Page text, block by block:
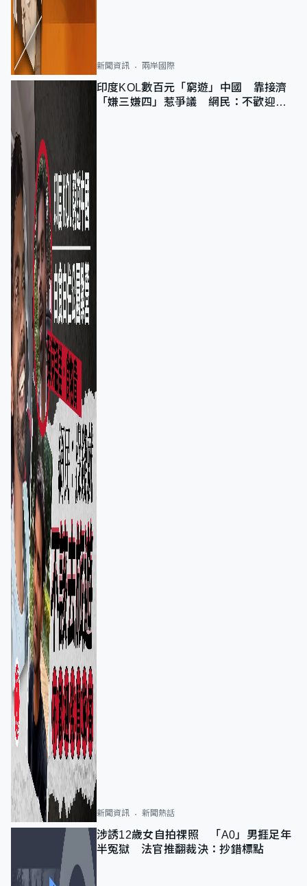
新聞資訊 兩岸國際
印度KOL數百元「窮遊」中國 靠接濟
「嫌三嫌四」惹爭議 網民：不歡迎劣
新聞資訊 新聞熱話
涉誘12歲女自拍祼照 「A0」男捱足年
半冤獄 法官推翻裁決：抄錯標點